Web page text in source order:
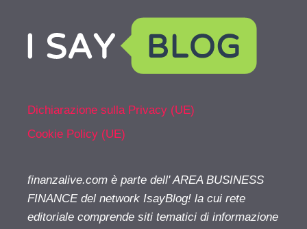
Dichiarazione sulla Privacy (UE)
Cookie Policy (UE)
finanzalive.com è parte dell' AREA BUSINESS
FINANCE del network IsayBlog! la cui rete
editoriale comprende siti tematici di informazione